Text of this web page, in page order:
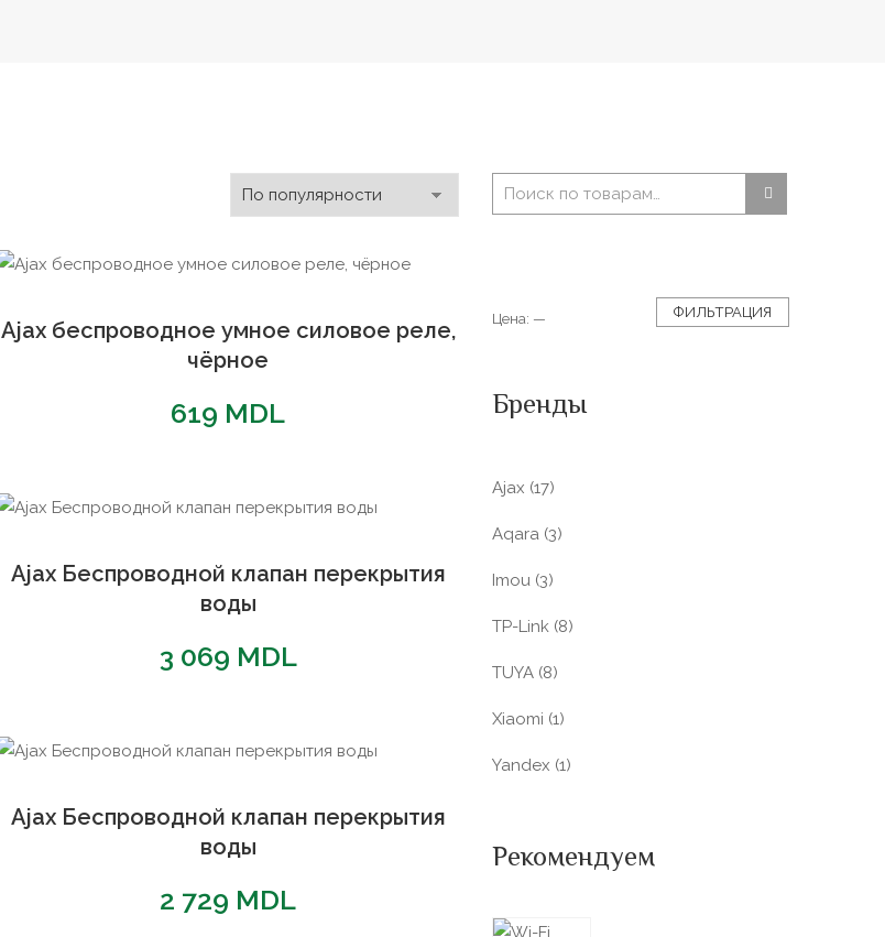
Ajax беспроводное умное силовое реле,
чёрное
619 MDL
Ajax Беспроводной клапан перекрытия
воды
3 069 MDL
Ajax Беспроводной клапан перекрытия
воды
2 729 MDL
ФИЛЬТРАЦИЯ
Цена: —
Бренды
Ajax (17)
Aqara (3)
Imou (3)
TP-Link (8)
TUYA (8)
Xiaomi (1)
Yandex (1)
Рекомендуем